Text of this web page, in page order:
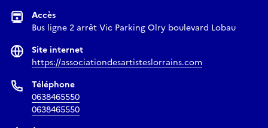
Accès
Bus ligne 2 arrêt Vic Parking Olry boulevard Lobau
Site internet
https://associationdesartisteslorrains.com
Téléphone
0638465550
0638465550